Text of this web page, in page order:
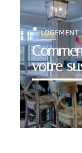
votre
LOGEMENT